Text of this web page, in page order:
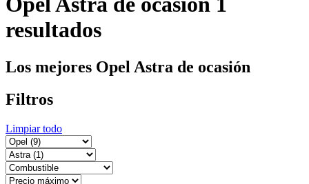
resultados
Los mejores Opel Astra de ocasión
Filtros
Limpiar todo